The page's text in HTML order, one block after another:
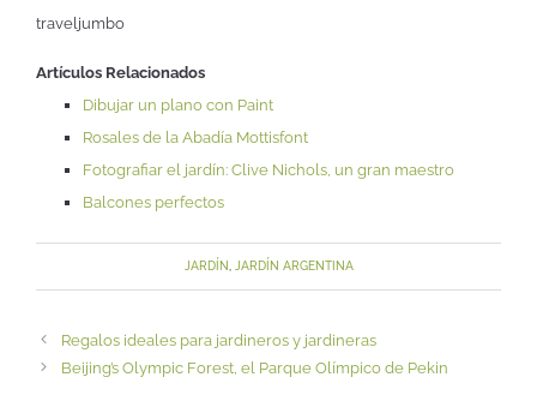
traveljumbo
Artículos Relacionados
Dibujar un plano con Paint
Rosales de la Abadía Mottisfont
Fotografiar el jardín: Clive Nichols, un gran maestro
Balcones perfectos
JARDÍN JARDÍN ARGENTINA
Regalos ideales para jardineros y jardineras
Beijing’s Olympic Forest, el Parque Olímpico de Pekin